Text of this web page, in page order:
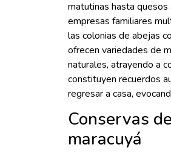
matutinas hasta
empresas familiares
las colonias de abejas
ofrecen variedades de
naturales, atrayendo a
constituyen recuerdos
regresar a casa,
Conservas
maracuyá